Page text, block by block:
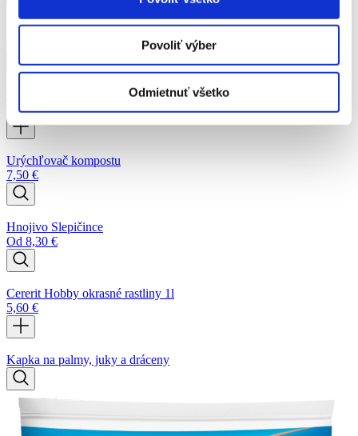
Povoliť výber
Odmietnuť všetko
Substrát na citrusy 10l
Cererit Hobby Gold Guano 1l
6,30€
Urýchľovač kompostu
7,50 €
Hnojivo Slepičince
Od 8,30 €
Cererit Hobby okrasné rastliny 1l
5,60 €
Kapka na palmy, juky a dráceny